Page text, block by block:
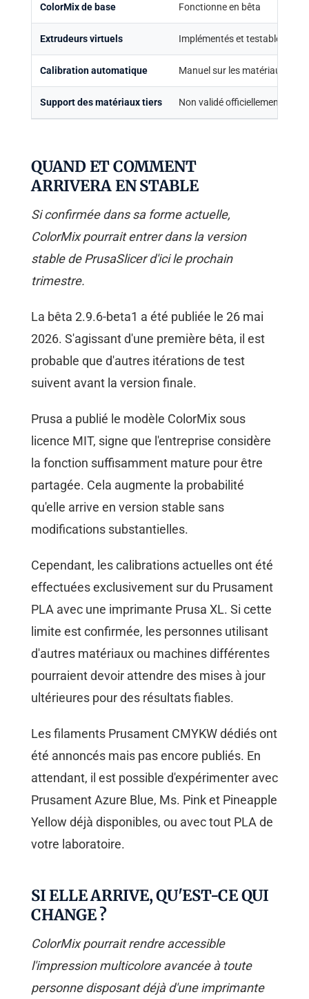
ColorMix de base Fonctionne en bêta
Extrudeurs virtuels Implémentés et testables
Calibration automatique Manuel sur les matériaux
Support des matériaux tiers Non validé officiellement
QUAND ET COMMENT
ARRIVERA EN STABLE
Si confirmée dans sa forme actuelle,
ColorMix pourrait entrer dans la version
stable de PrusaSlicer d'ici le prochain
trimestre.
La bêta 2.9.6-beta1 a été publiée le 26 mai
2026. S'agissant d'une première bêta, il est
probable que d'autres itérations de test
suivent avant la version finale.
Prusa a publié le modèle ColorMix sous
licence MIT, signe que l'entreprise considère
la fonction suffisamment mature pour être
partagée. Cela augmente la probabilité
qu'elle arrive en version stable sans
modifications substantielles.
Cependant, les calibrations actuelles ont été
effectuées exclusivement sur du Prusament
PLA avec une imprimante Prusa XL. Si cette
limite est confirmée, les personnes utilisant
d'autres matériaux ou machines différentes
pourraient devoir attendre des mises à jour
ultérieures pour des résultats fiables.
Les filaments Prusament CMYKW dédiés ont
été annoncés mais pas encore publiés. En
attendant, il est possible d'expérimenter avec
Prusament Azure Blue, Ms. Pink et Pineapple
Yellow déjà disponibles, ou avec tout PLA de
votre laboratoire.
SI ELLE ARRIVE, QU'EST-CE QUI
CHANGE ?
ColorMix pourrait rendre accessible
l'impression multicolore avancée à toute
personne disposant déjà d'une imprimante